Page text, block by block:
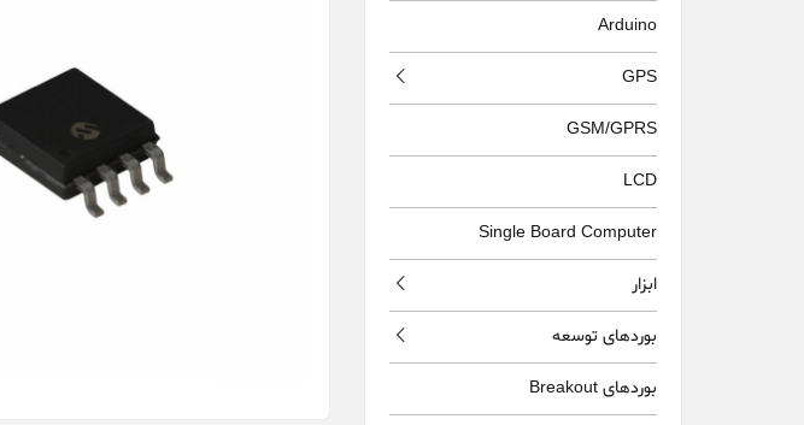
Arduino
GPS
GSM/GPRS
LCD
Single Board Computer
ابزار
بوردهای توسعه
بوردهای Breakout